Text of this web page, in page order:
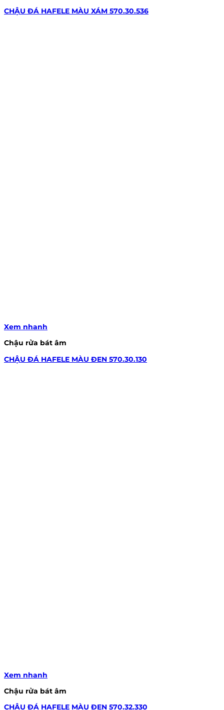
CHẬU ĐÁ HAFELE MÀU XÁM 570.30.536
Xem nhanh
Chậu rửa bát âm
CHẬU ĐÁ HAFELE MÀU ĐEN 570.30.130
Xem nhanh
Chậu rửa bát âm
CHẬU ĐÁ HAFELE MÀU ĐEN 570.32.330